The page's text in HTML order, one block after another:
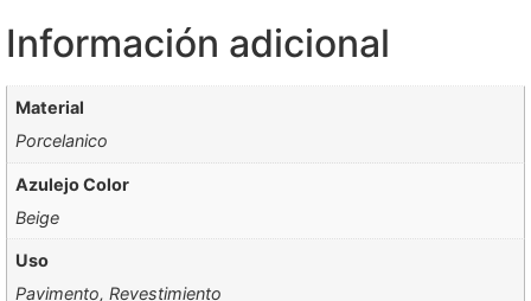
Información adicional
Material
Porcelanico
Azulejo Color
Beige
Uso
Pavimento, Revestimiento